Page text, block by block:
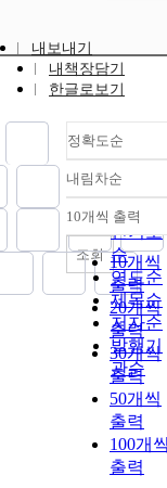
내보내기
내책장담기
한글로보기
정확도순
정확도
순
인기도
순
연도순
제목순
저자순
발행기
관순
내림차순
내림차
10개씩 출력
10개씩
출력
20개씩
출력
30개씩
출력
50개씩
출력
100개
출력
조회